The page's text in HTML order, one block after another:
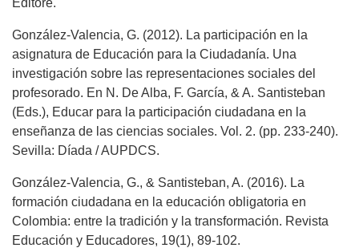
Editore.
González-Valencia, G. (2012). La participación en la
asignatura de Educación para la Ciudadanía. Una
investigación sobre las representaciones sociales del
profesorado. En N. De Alba, F. García, & A. Santisteban
(Eds.), Educar para la participación ciudadana en la
enseñanza de las ciencias sociales. Vol. 2. (pp. 233-240).
Sevilla: Díada / AUPDCS.
González-Valencia, G., & Santisteban, A. (2016). La
formación ciudadana en la educación obligatoria en
Colombia: entre la tradición y la transformación. Revista
Educación y Educadores, 19(1), 89-102.